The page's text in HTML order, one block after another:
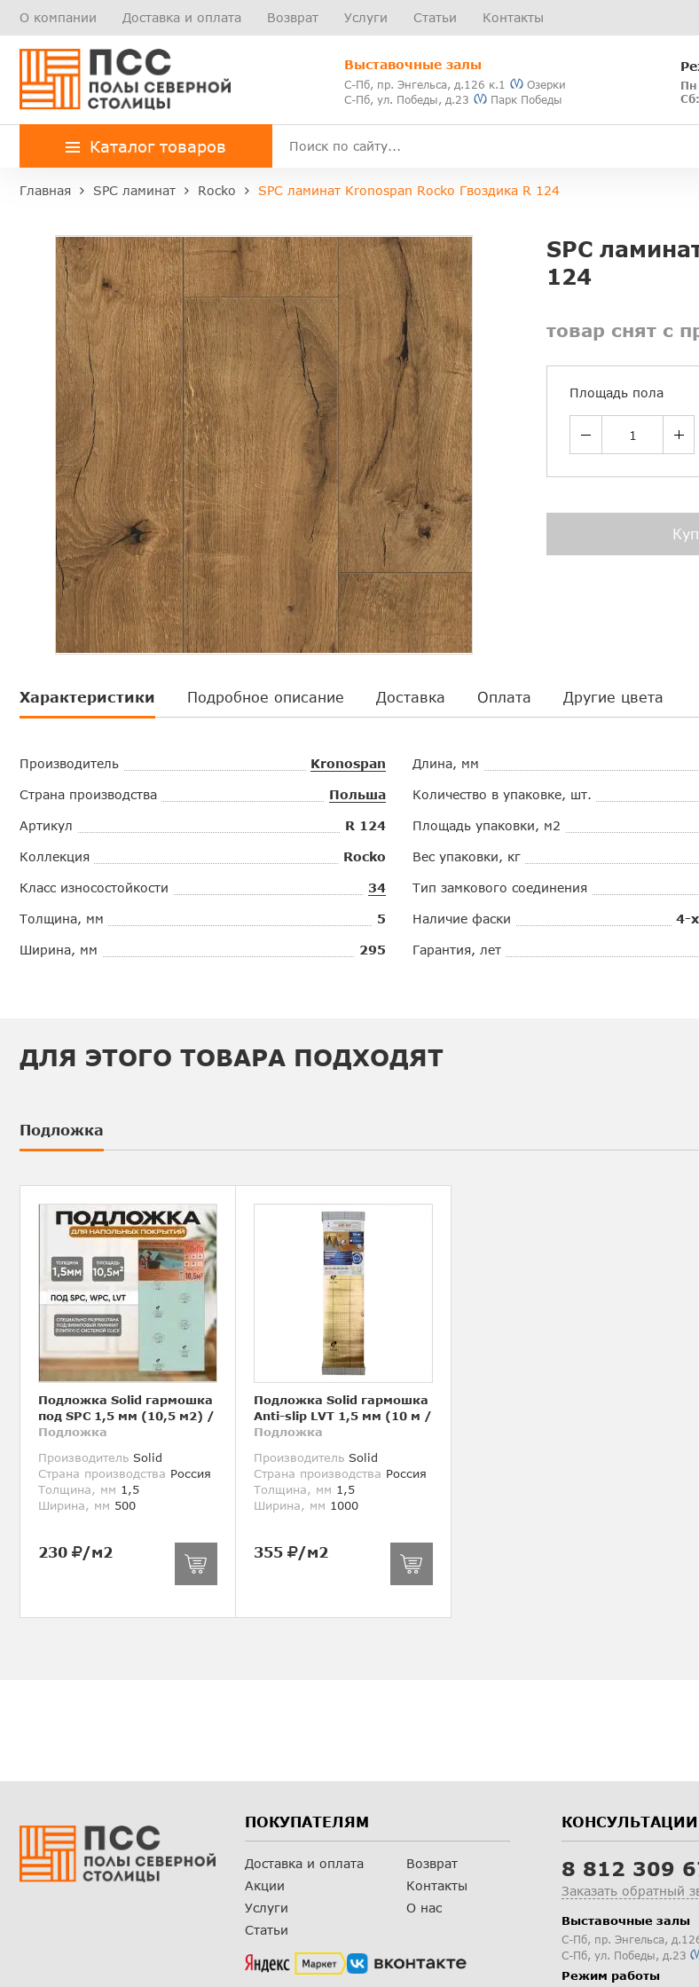
О компании Доставка и оплата Возврат Услуги Статьи Контакты
Выставочные залы
С-Пб, пр. Энгельса, д.126 к.1
Озерки
С-Пб, ул. Победы, д.23
Парк Победы
Пн
Сб:
Каталог товаров
Главная SPC ламинат Rocko SPC ламинат Kronospan Rocko Гвоздика R 124
SPC
124
товар снят с
Площадь пола
Характеристики Подробное описание Доставка Оплата Другие цвета
Производитель Kronospan
Страна производства Польша
Артикул R 124
Коллекция Rocko
Класс износостойкости 34
Толщина, мм 5
Ширина, мм 295
Длина, мм
Количество в упаковке, шт.
Площадь упаковки, м2
Вес упаковки, кг
Тип замкового соединения
Наличие фаски 4-
Гарантия, лет
ДЛЯ ЭТОГО ТОВАРА ПОДХОДЯТ
Подложка
Подложка Solid гармошка
под SPC 1,5 мм (10,5 м2) /
Подложка
Производитель Solid
Страна производства Россия
Толщина, мм 1,5
Ширина, мм 500
230 /м2
Подложка Solid гармошка
Anti-slip LVT 1,5 мм (10 м /
Подложка
Производитель Solid
Страна производства Россия
Толщина, мм 1,5
Ширина, мм 1000
355 /м2
ПОКУПАТЕЛЯМ
Доставка и оплата
Акции
Услуги
Статьи
Возврат
Контакты
О нас
КОНСУЛЬТАЦИИ
8 812 309
Заказать обратный
Выставочные залы
С-Пб, пр. Энгельса,
С-Пб, ул. Победы, д.23
Режим работы